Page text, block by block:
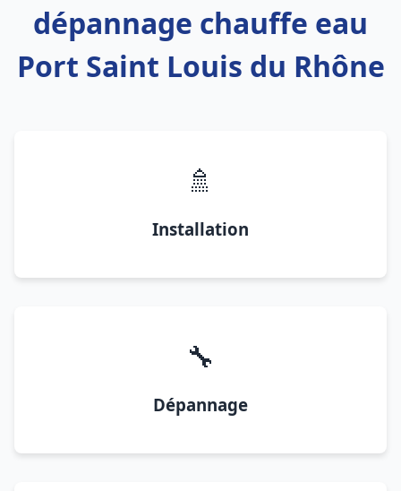
dépannage chauffe eau
Port Saint Louis du Rhône
🚿
Installation
🔧
Dépannage